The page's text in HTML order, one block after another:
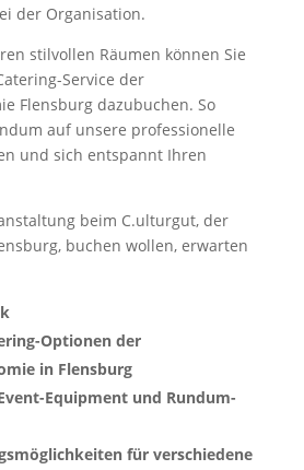
der Organisation.
stilvollen Räumen können Sie
Service der
Flensburg dazubuchen. So
auf unsere professionelle
und sich entspannt Ihren
beim C.ulturgut, der
buchen wollen, erwarten
Optionen der
in Flensburg
Equipment und Rundum-
für verschiedene